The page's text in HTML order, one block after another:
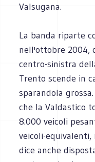
Valsugana.
La banda riparte
nell'ottobre 2004,
centro-sinistra
Trento scende in
sparandola
che la Valdastico
8.000 veicoli
veicoli-equivalenti,
dice anche